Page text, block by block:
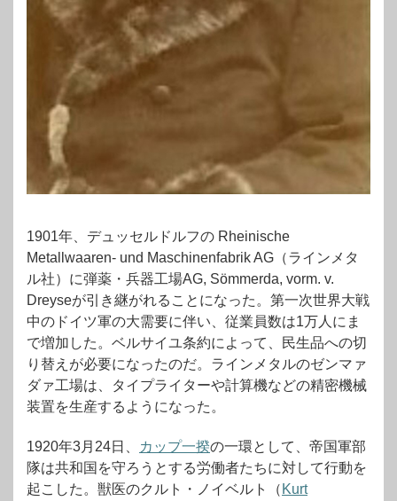
1901年、デュッセルドルフの Rheinische
Metallwaaren- und Maschinenfabrik AG（ラインメタ
ル社）に弾薬・兵器工場AG, Sömmerda, vorm. v.
Dreyseが引き継がれることになった。第一次世界大戦
中のドイツ軍の大需要に伴い、従業員数は1万人にま
で増加した。ベルサイユ条約によって、民生品への切
り替えが必要になったのだ。ラインメタルのゼンマァ
ダァ工場は、タイプライターや計算機などの精密機械
装置を生産するようになった。
1920年3月24日、 カップ一揆の一環として、帝国軍部
隊は共和国を守ろうとする労働者たちに対して行動を
起こした。獣医のクルト・ノイベルト（ Kurt